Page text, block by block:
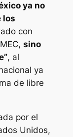
ya no
los
con
sino
, al
ya
de libre
por el
Unidos,